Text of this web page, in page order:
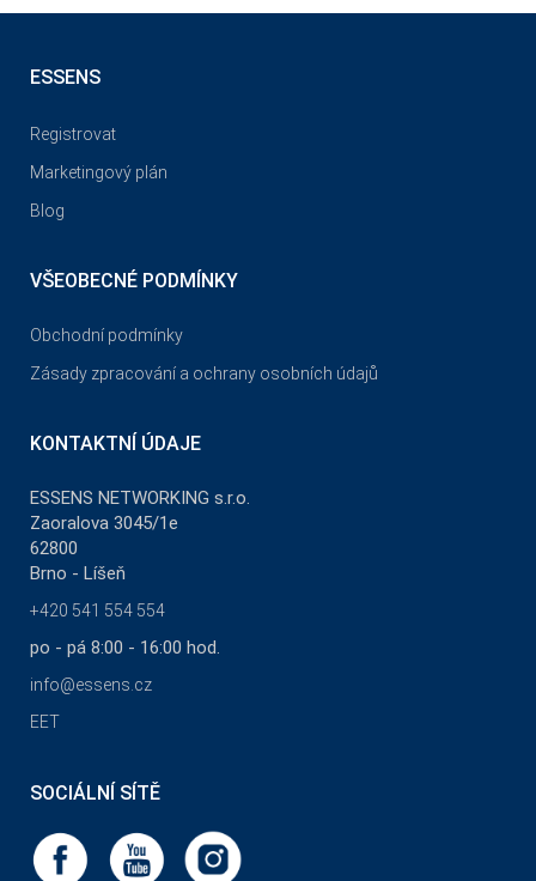
ESSENS
Registrovat
Marketingový plán
Blog
VŠEOBECNÉ PODMÍNKY
Obchodní podmínky
Zásady zpracování a ochrany osobních údajů
KONTAKTNÍ ÚDAJE
ESSENS NETWORKING s.r.o.
Zaoralova 3045/1e
62800
Brno - Líšeň
+420 541 554 554
po - pá 8:00 - 16:00 hod.
info@essens.cz
EET
SOCIÁLNÍ SÍTĚ